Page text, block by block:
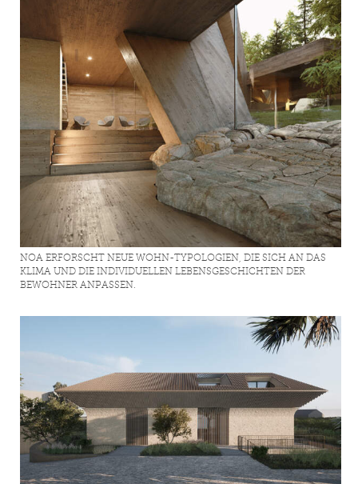
NOA ERFORSCHT NEUE WOHN-TYPOLOGIEN, DIE SICH AN DAS
KLIMA UND DIE INDIVIDUELLEN LEBENSGESCHICHTEN DER
BEWOHNER ANPASSEN.